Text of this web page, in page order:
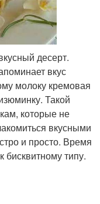
десерт.
вкус
молоку кремовая
Такой
которые не
вкусными
и просто. Время
бисквитному типу.